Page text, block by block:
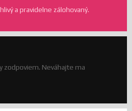
a pravidelne zálohovaný.
zodpoviem. Neváhajte ma